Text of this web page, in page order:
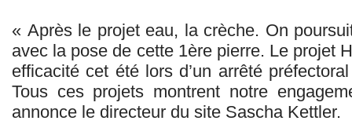
« Après le projet eau, la crèche. On
avec la pose de cette 1ère pierre. Le projet
efficacité cet été lors d’un arrêté
Tous ces projets montrent notre
annonce le directeur du site Sascha Kettler.